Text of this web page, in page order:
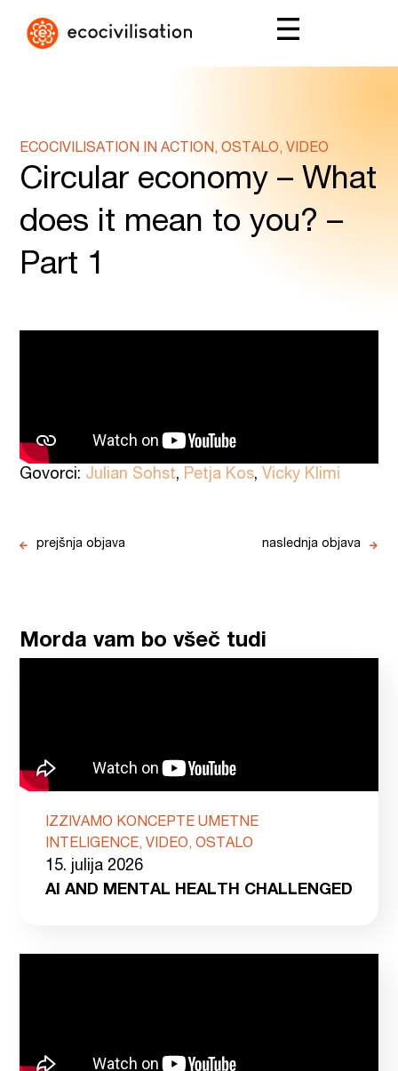
ECOCIVILISATION IN ACTION, OSTALO, VIDEO
Circular economy – What
does it mean to you? –
Part 1
Govorci: Julian Sohst, Petja Kos, Vicky Klimi
prejšnja objava naslednja objava
Morda vam bo všeč tudi
IZZIVAMO KONCEPTE UMETNE
INTELIGENCE, VIDEO, OSTALO
15. julija 2026
AI AND MENTAL HEALTH CHALLENGED